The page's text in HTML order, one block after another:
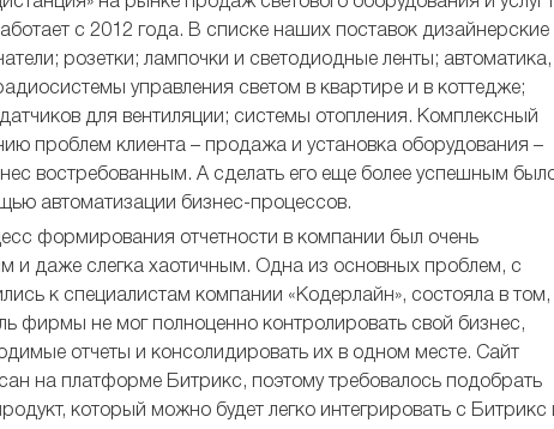
с 2012 года. В списке наших поставок дизайнерские
розетки; лампочки и светодиодные ленты; автоматика,
управления светом в квартире и в коттедже;
для вентиляции; системы отопления. Комплексный
проблем клиента – продажа и установка оборудования –
востребованным. А сделать его еще более успешным
автоматизации бизнес-процессов.
формирования отчетности в компании был очень
и даже слегка хаотичным. Одна из основных проблем, с
к специалистам компании «Кодерлайн», состояла в том,
фирмы не мог полноценно контролировать свой бизнес,
отчеты и консолидировать их в одном месте. Сайт
на платформе Битрикс, поэтому требовалось подобрать
который можно будет легко интегрировать с Битрикс